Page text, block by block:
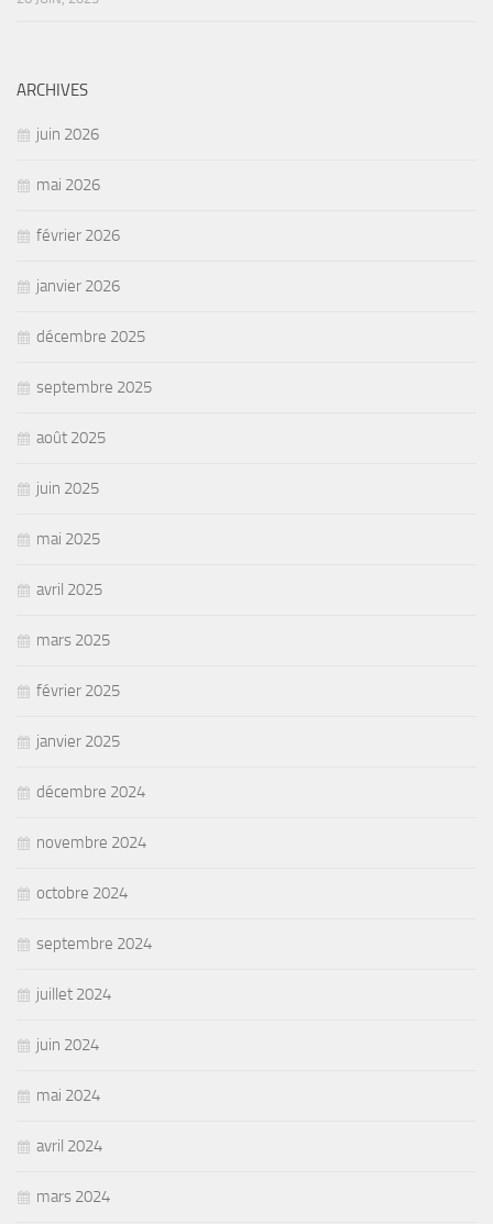
ARCHIVES
juin 2026
mai 2026
février 2026
janvier 2026
décembre 2025
septembre 2025
août 2025
juin 2025
mai 2025
avril 2025
mars 2025
février 2025
janvier 2025
décembre 2024
novembre 2024
octobre 2024
septembre 2024
juillet 2024
juin 2024
mai 2024
avril 2024
mars 2024